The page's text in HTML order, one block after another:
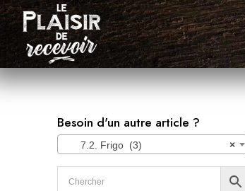
Besoin d'un autre article ?
×
7.2. Frigo (3)